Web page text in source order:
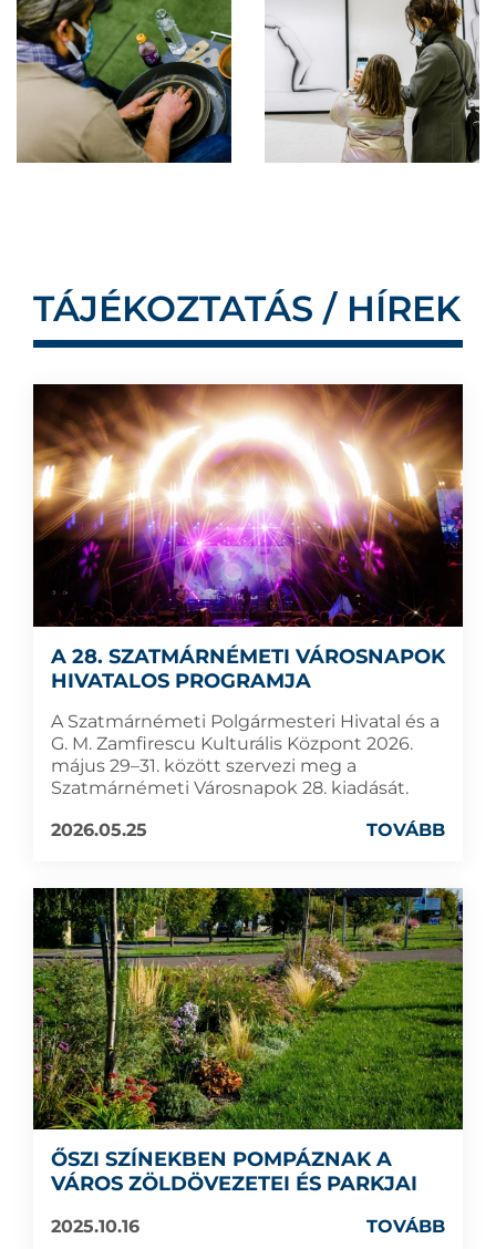
TÁJÉKOZTATÁS / HÍREK
A 28. SZATMÁRNÉMETI VÁROSNAPOK
HIVATALOS PROGRAMJA
A Szatmárnémeti Polgármesteri Hivatal és a
G. M. Zamfirescu Kulturális Központ 2026.
május 29–31. között szervezi meg a
Szatmárnémeti Városnapok 28. kiadását.
2026.05.25
TOVÁBB
ŐSZI SZÍNEKBEN POMPÁZNAK A
VÁROS ZÖLDÖVEZETEI ÉS PARKJAI
2025.10.16 TOVÁBB